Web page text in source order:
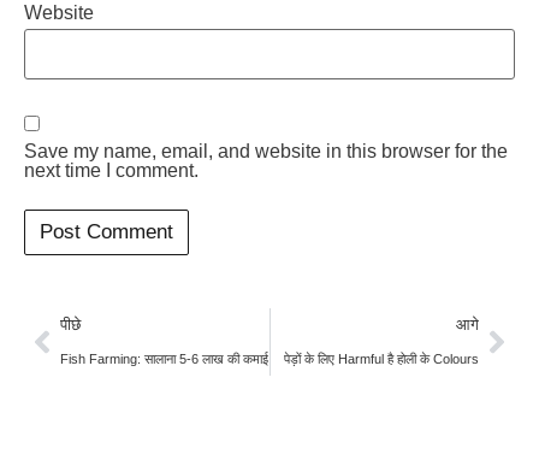
Website
Save my name, email, and website in this browser for the
next time I comment.
पीछे
Fish Farming: सालाना 5-6 लाख की कमाई
आगे
पेड़ों के लिए Harmful है होली के Colours